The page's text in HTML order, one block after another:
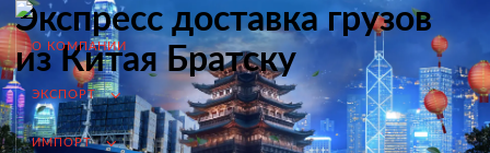
О КОМПАНИИ
ЭКСПОРТ
ИМПОРТ
Экспресс доставка грузов
из Китая Братску